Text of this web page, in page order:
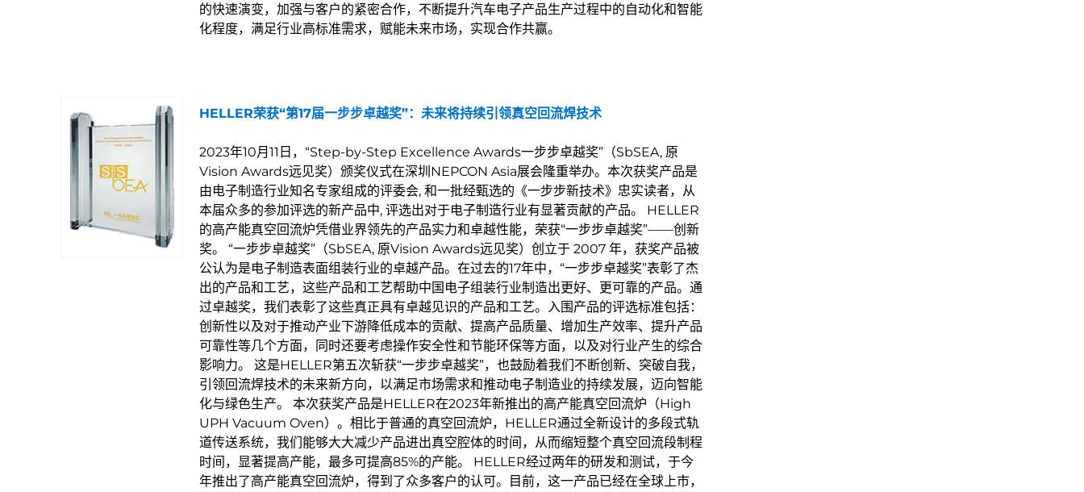
的快速演变，加强与客户的紧密合作，不断提升汽车电子产品生产过程中的自动化和智能
化程度，满足行业高标准需求，赋能未来市场，实现合作共赢。
HELLER荣获“第17届一步步卓越奖”：未来将持续引领真空回流焊技术
2023年10月11日，“Step-by-Step Excellence Awards一步步卓越奖”（SbSEA, 原
Vision Awards远见奖）颁奖仪式在深圳NEPCON Asia展会隆重举办。本次获奖产品是
由电子制造行业知名专家组成的评委会, 和一批经甄选的《一步步新技术》忠实读者，从
本届众多的参加评选的新产品中, 评选出对于电子制造行业有显著贡献的产品。 HELLER
的高产能真空回流炉凭借业界领先的产品实力和卓越性能，荣获“一步步卓越奖”——创新
奖。 “一步步卓越奖”（SbSEA, 原Vision Awards远见奖）创立于 2007 年，获奖产品被
公认为是电子制造表面组装行业的卓越产品。在过去的17年中，“一步步卓越奖”表彰了杰
出的产品和工艺，这些产品和工艺帮助中国电子组装行业制造出更好、更可靠的产品。通
过卓越奖，我们表彰了这些真正具有卓越见识的产品和工艺。入围产品的评选标准包括：
创新性以及对于推动产业下游降低成本的贡献、提高产品质量、增加生产效率、提升产品
可靠性等几个方面，同时还要考虑操作安全性和节能环保等方面，以及对行业产生的综合
影响力。 这是HELLER第五次斩获“一步步卓越奖”，也鼓励着我们不断创新、突破自我，
引领回流焊技术的未来新方向，以满足市场需求和推动电子制造业的持续发展，迈向智能
化与绿色生产。 本次获奖产品是HELLER在2023年新推出的高产能真空回流炉（High
UPH Vacuum Oven）。相比于普通的真空回流炉，HELLER通过全新设计的多段式轨
道传送系统，我们能够大大减少产品进出真空腔体的时间，从而缩短整个真空回流段制程
时间，显著提高产能，最多可提高85%的产能。 HELLER经过两年的研发和测试，于今
年推出了高产能真空回流炉，得到了众多客户的认可。目前，这一产品已经在全球上市，